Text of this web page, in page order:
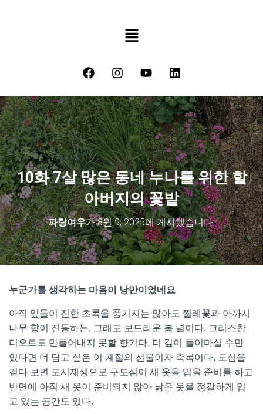
10화 7살 많은 동네 누나를 위한 할
아버지의 꽃밭
파랑여우가8월 9, 2025에 게시했습니다.
누군가를 생각하는 마음이 낭만이었네요
아직 잎들이 진한 초록을 풍기지는 않아도 찔레꽃과 아까시
나무 향이 진동하는, 그래도 보드라운 봄 녘이다. 크리스찬
디오르도 만들어내지 못할 향기다. 더 깊이 들이마실 수만
있다면 더 담고 싶은 이 계절의 선물이자 축복이다. 도심을
걷다 보면 도시재생으로 구도심이 새 옷을 입을 준비를 하고
반면에 아직 새 옷이 준비되지 않아 낡은 옷을 정갈하게 입
고 있는 공간도 있다.